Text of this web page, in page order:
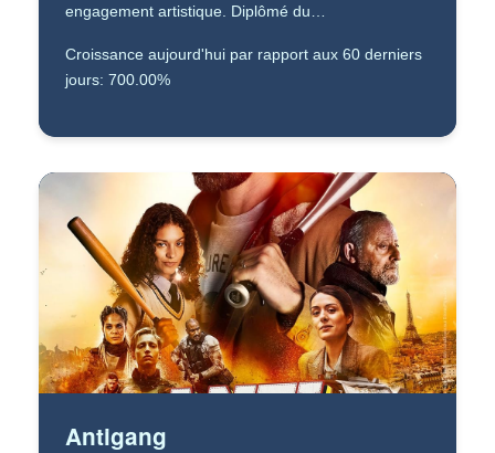
engagement artistique. Diplômé du…
Croissance aujourd'hui par rapport aux 60 derniers
jours: 700.00%
Antigang